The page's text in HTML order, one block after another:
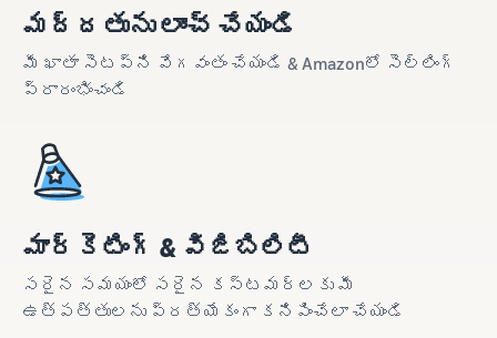
మద్దతును లాంచ్ చేయండి
మీ ఖాతా సెటప్‌ని వేగవంతం చేయండి & Amazonలో సెల్లింగ్
ప్రారంభించండి
మార్కెటింగ్ & విజిబిలిటీ
సరైన సమయంలో సరైన కస్టమర్‌లకు మీ
ఉత్పత్తులను ప్రత్యేకంగా కనిపించేలా చేయండి